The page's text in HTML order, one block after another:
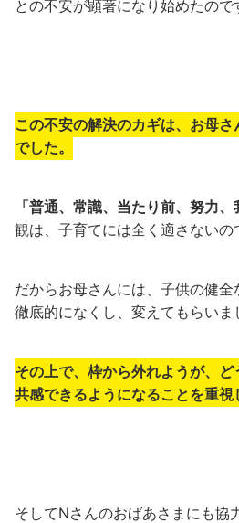
との不安が顕著になり始めたので
この不安の解決のカギは、お母
でした。
「普通、常識、当たり前、努力、
観は、子育てには全く適さないの
だからお母さんには、子供の健
徹底的になくし、変えてもらいま
その上で、枠から外れようが、
共感できるようになることを重視
そしてNさんのおばあさまにも協